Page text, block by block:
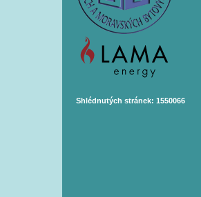
Shlédnutých stránek: 1550066